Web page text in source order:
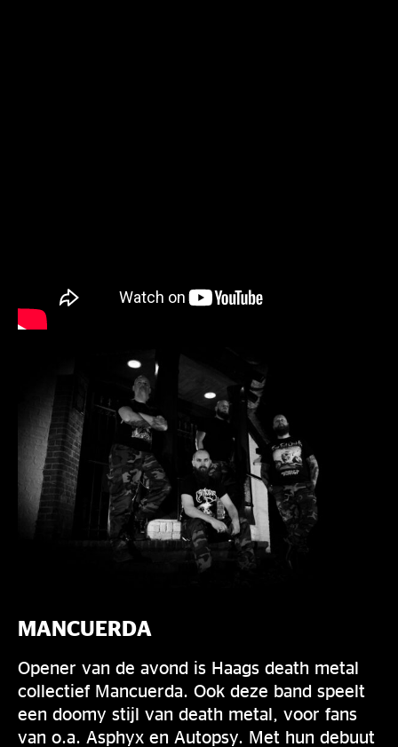
MANCUERDA
Opener van de avond is Haags death metal
collectief Mancuerda. Ook deze band speelt
een doomy stijl van death metal, voor fans
van o.a. Asphyx en Autopsy. Met hun debuut